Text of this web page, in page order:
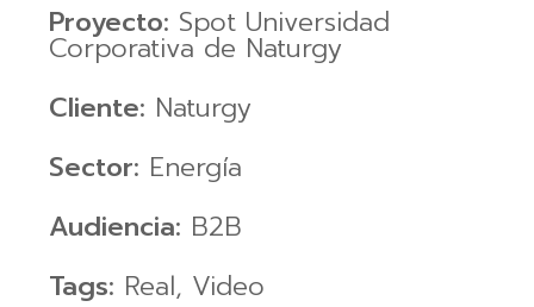
Proyecto: Spot Universidad
Corporativa de Naturgy
Cliente: Naturgy
Sector: Energía
Audiencia: B2B
Tags: Real, Video